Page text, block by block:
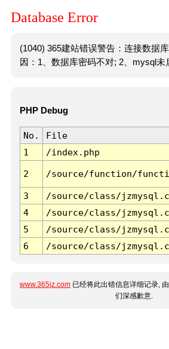
Database Error
(1040) 365建站错误警告：连接数据
因：1、数据库密码不对; 2、mysql未
PHP Debug
No. File
1
/index.php
2 /source/function/
3 /source/class/
4
/source/class/
5
/source/class/
6
/source/class/
www.365jz.com 已经将此出错信息详细记录,
们深感歉意.